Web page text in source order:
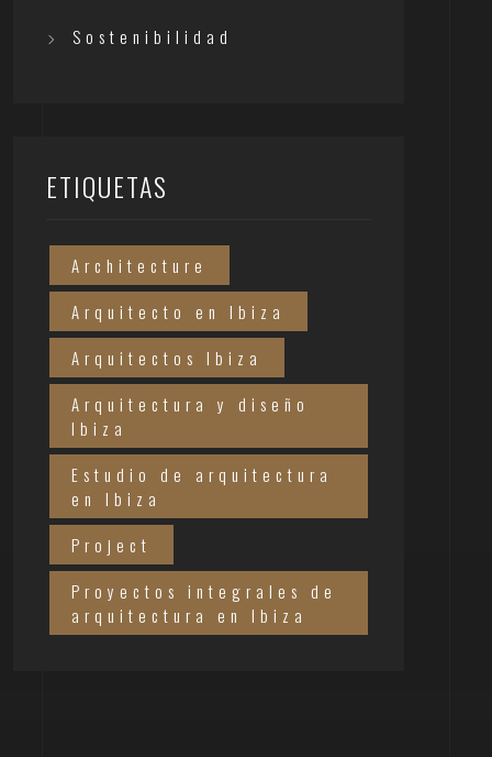
Sostenibilidad
ETIQUETAS
Architecture
Arquitecto en Ibiza
Arquitectos Ibiza
Arquitectura y diseño
Ibiza
Estudio de arquitectura
en Ibiza
Project
Proyectos integrales de
arquitectura en Ibiza